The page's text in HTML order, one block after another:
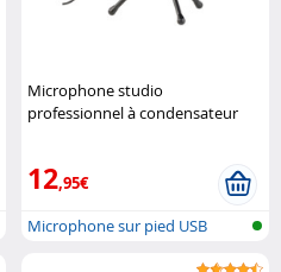
Microphone studio
professionnel à condensateur
12,95€
Microphone sur pied USB